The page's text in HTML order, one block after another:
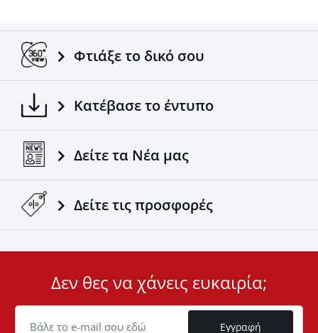
ρυμουλκούμενα.
Σύμφωνα με τα ευρωπαϊκά πρότυπα.
την ήδη επιτυχημένη γκάμα των 4x4 αξεσουάρ της
εταιρείας Tessera4x4.
Φτιάξε το δικό σου
Κατέβασε το έντυπο
Δείτε τα Νέα μας
Δείτε τις προσφορές
ID
Cookie
Δεν θες να χάνεις ευκαιρία;
Εγγραφή